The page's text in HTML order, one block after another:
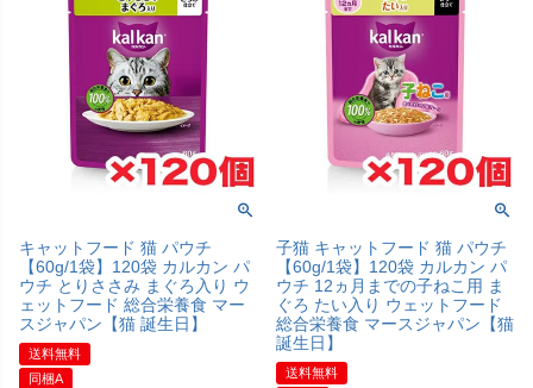
キャットフード 猫 パウチ
【60g/1袋】120袋 カルカン パ
ウチ とりささみ まぐろ入り ウ
ェットフード 総合栄養食 マー
スジャパン【猫 誕生日】
送料無料
同梱A
子猫 キャットフード 猫 パウチ
【60g/1袋】120袋 カルカン パ
ウチ 12ヵ月までの子ねこ用 ま
ぐろ たい入り ウェットフード
総合栄養食 マースジャパン【猫
誕生日】
送料無料